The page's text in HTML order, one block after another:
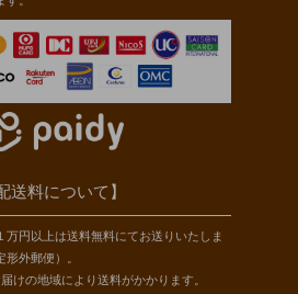
送料について】
万円以上は送料無料にてお送りいたしま
外郵便）。
けの地域により送料がかかります。